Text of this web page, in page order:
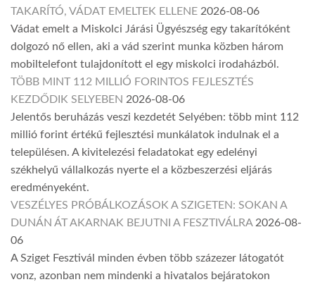
TAKARÍTÓ, VÁDAT EMELTEK ELLENE 2026-08-06
Vádat emelt a Miskolci Járási Ügyészség egy takarítóként
dolgozó nő ellen, aki a vád szerint munka közben három
mobiltelefont tulajdonított el egy miskolci irodaházból.
TÖBB MINT 112 MILLIÓ FORINTOS FEJLESZTÉS
KEZDŐDIK SELYEBEN 2026-08-06
Jelentős beruházás veszi kezdetét Selyében: több mint 112
millió forint értékű fejlesztési munkálatok indulnak el a
településen. A kivitelezési feladatokat egy edelényi
székhelyű vállalkozás nyerte el a közbeszerzési eljárás
eredményeként.
VESZÉLYES PRÓBÁLKOZÁSOK A SZIGETEN: SOKAN A
DUNÁN ÁT AKARNAK BEJUTNI A FESZTIVÁLRA 2026-08-
06
A Sziget Fesztivál minden évben több százezer látogatót
vonz, azonban nem mindenki a hivatalos bejáratokon